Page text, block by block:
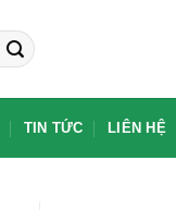
TIN TỨC LIÊN HỆ